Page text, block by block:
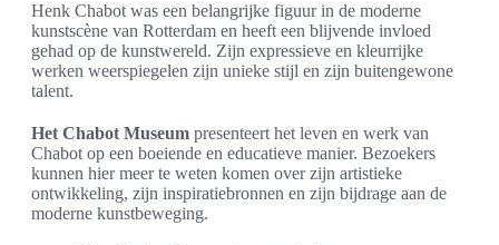
Henk Chabot was een belangrijke figuur in de moderne
kunstscène van Rotterdam en heeft een blijvende invloed
gehad op de kunstwereld. Zijn expressieve en kleurrijke
werken weerspiegelen zijn unieke stijl en zijn buitengewone
talent.
Het Chabot Museum presenteert het leven en werk van
Chabot op een boeiende en educatieve manier. Bezoekers
kunnen hier meer te weten komen over zijn artistieke
ontwikkeling, zijn inspiratiebronnen en zijn bijdrage aan de
moderne kunstbeweging.